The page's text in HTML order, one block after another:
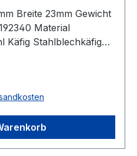
Breite 23mm Gewicht
Material
Käfig Stahlblechkäfig
P0/PN bzw.